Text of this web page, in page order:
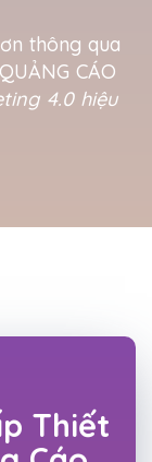
thông qua
CÁO
4.0 hiệu
Thiết